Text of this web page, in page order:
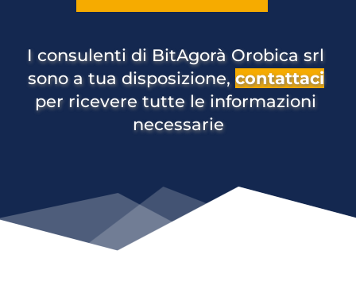
I consulenti di BitAgorà Orobica srl
sono a tua disposizione, contattaci
per ricevere tutte le informazioni
necessarie